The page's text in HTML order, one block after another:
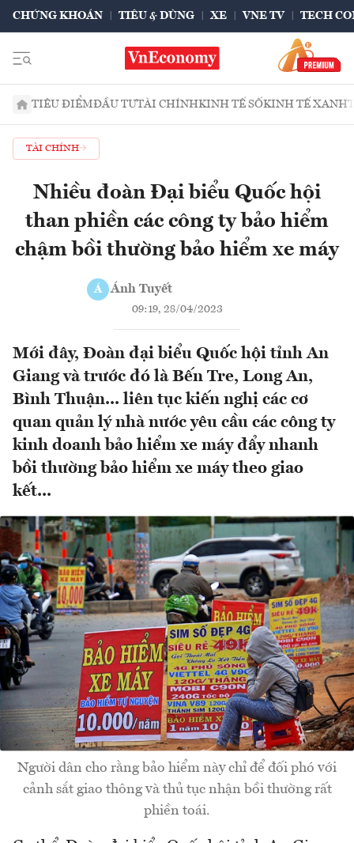
CHỨNG KHOÁN TIÊU & DÙNG XE VNE TV TECH
TIÊU ĐIỂMĐẦU TƯTÀI CHÍNHKINH TẾ SỐKINH TẾ XANH
TÀI CHÍNH
Nhiều đoàn Đại biểu Quốc hội
than phiền các công ty bảo hiểm
chậm bồi thường bảo hiểm xe máy
Á Ánh Tuyết
09:19, 28/04/2023
Mới đây, Đoàn đại biểu Quốc hội tỉnh An
Giang và trước đó là Bến Tre, Long An,
Bình Thuận... liên tục kiến nghị các cơ
quan quản lý nhà nước yêu cầu các công ty
kinh doanh bảo hiểm xe máy đẩy nhanh
bồi thường bảo hiểm xe máy theo giao
kết...
Người dân cho rằng bảo hiểm này chỉ để đối phó với
cảnh sắt giao thông và thủ tục nhận bồi thường rất
phiền toái.